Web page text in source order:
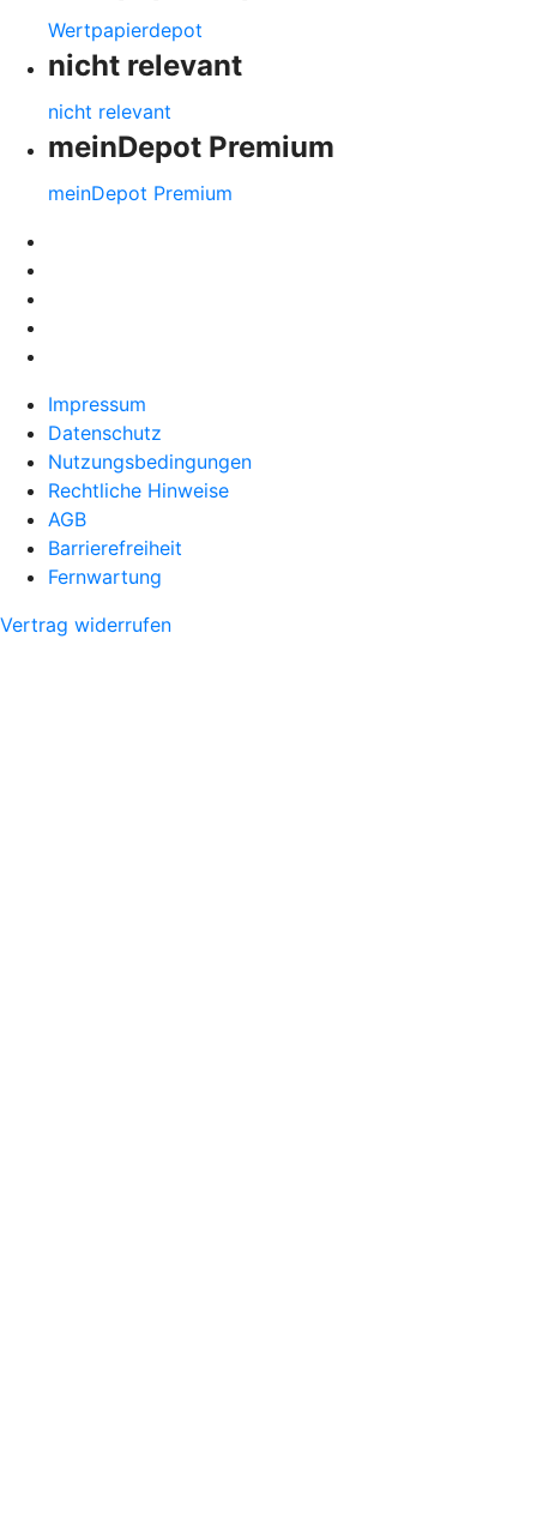
Wertpapierdepot
nicht relevant
nicht relevant
meinDepot Premium
meinDepot Premium
Impressum
Datenschutz
Nutzungsbedingungen
Rechtliche Hinweise
AGB
Barrierefreiheit
Fernwartung
Vertrag widerrufen